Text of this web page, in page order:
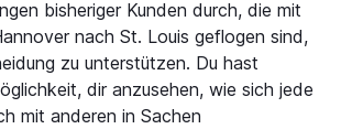
bisheriger Kunden durch, die mit
nach St. Louis geflogen sind,
zu unterstützen. Du hast
dir anzusehen, wie sich jede
mit anderen in Sachen